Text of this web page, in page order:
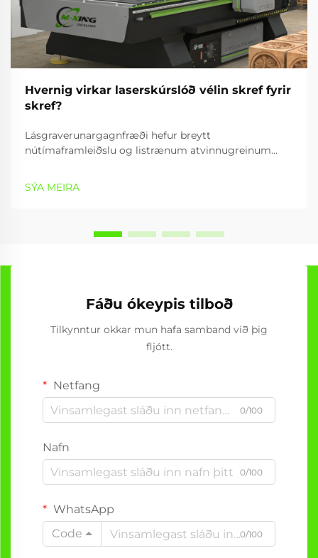
Hvernig virkar laserskúrslóð vélin skref fyrir
skref?
Lásgraverunargagnfræði hefur breytt
nútímaframleiðslu og listrænum atvinnugreinum
fjölbreytta getur til að vinna efni. Graverunartæki
notar samleitnan lásstrála til að búa til nákvæmar
SÝA MEIRA
Fáðu ókeypis tilboð
Tilkynntur okkar mun hafa samband við þig
fljótt.
Netfang
0/100
Nafn
0/100
WhatsApp
Code
0/100